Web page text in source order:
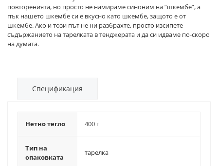
повторенията, но просто не намираме синоним на “шкембе”, а
пък нашето шкембе си е вкусно като шкембе, защото е от
шкембе. Ако и този път не ни разбрахте, просто изсипете
съдържанието на тарелката в тенджерата и да си идваме по-скоро
на думата.
Спецификация
Нетно тегло 400 г
Тип на
опаковката
тарелка